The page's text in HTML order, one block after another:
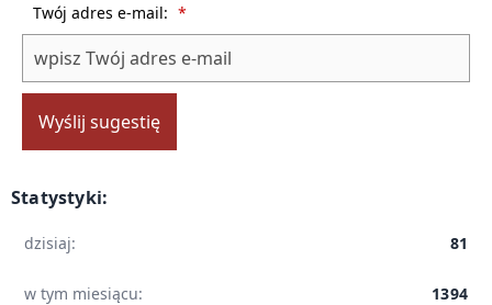
Twój adres e-mail: *
Wyślij sugestię
Statystyki:
dzisiaj: 81
w tym miesiącu: 1394